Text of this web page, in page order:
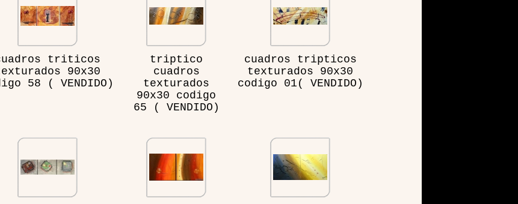
triticos
90x30
58 ( VENDIDO)
triptico
cuadros
texturados
90x30 codigo
65 ( VENDIDO)
cuadros tripticos
texturados 90x30
codigo 01( VENDIDO)